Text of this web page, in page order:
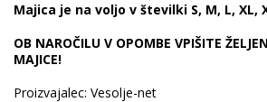
Majica je na voljo v številki S, M, L, XL,
OB NAROČILU V OPOMBE VPIŠITE
MAJICE!
Proizvajalec: Vesolje-net